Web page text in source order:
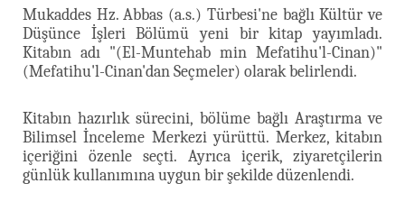
Mukaddes Hz. Abbas (a.s.) Türbesi'ne bağlı Kültür ve
Düşünce İşleri Bölümü yeni bir kitap yayımladı.
Kitabın adı "(El-Muntehab min Mefatihu'l-Cinan)"
(Mefatihu'l-Cinan'dan Seçmeler) olarak belirlendi.
Kitabın hazırlık sürecini, bölüme bağlı Araştırma ve
Bilimsel İnceleme Merkezi yürüttü. Merkez, kitabın
içeriğini özenle seçti. Ayrıca içerik, ziyaretçilerin
günlük kullanımına uygun bir şekilde düzenlendi.